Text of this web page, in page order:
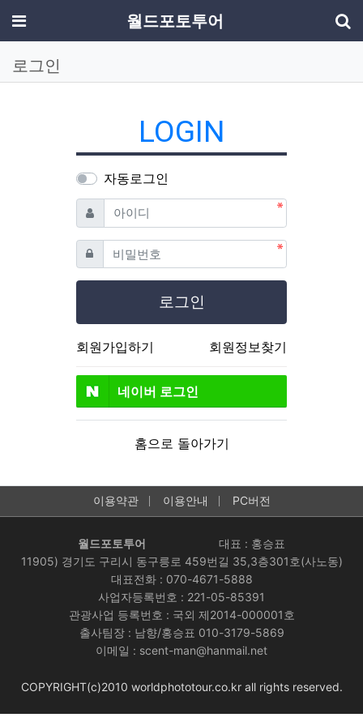
메뉴 월드포토투어
로그인
LOGIN
자동로그인
아이디 필수
비밀번호필수
로그인
회원가입하기 회원정보찾기
네이버 로그인
홈으로 돌아가기
이용약관 이용안내 PC버전
월드포토투어
대표 : 홍승표
11905) 경기도 구리시 동구릉로 459번길 35,3층301호(사노동)
대표전화 : 070-4671-5888
사업자등록번호 : 221-05-85391
관광사업 등록번호 : 국외 제2014-000001호
출사팀장 : 남향/홍승표 010-3179-5869
이메일 : scent-man@hanmail.net
COPYRIGHT(c)2010 worldphototour.co.kr all rights reserved.